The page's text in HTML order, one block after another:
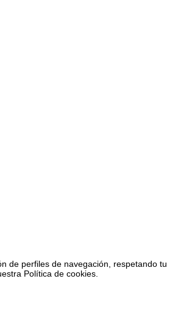
de perfiles de navegación, respetando tu
Política de cookies.